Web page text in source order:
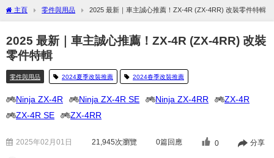
主頁 零件與用品 2025 最新｜車主誠心推薦！ZX-4R (ZX-4RR) 改裝零件特輯
2025 最新｜車主誠心推薦！ZX-4R (ZX-4RR) 改裝
零件特輯
零件與用品 2024夏季改裝推薦 2024春季改裝推薦
Ninja ZX-4R Ninja ZX-4R SE Ninja ZX-4RR
ZX-4R
ZX-4R SE
ZX-4RR
2025年02月01日 21,945次瀏覽 0篇回應 0 分享